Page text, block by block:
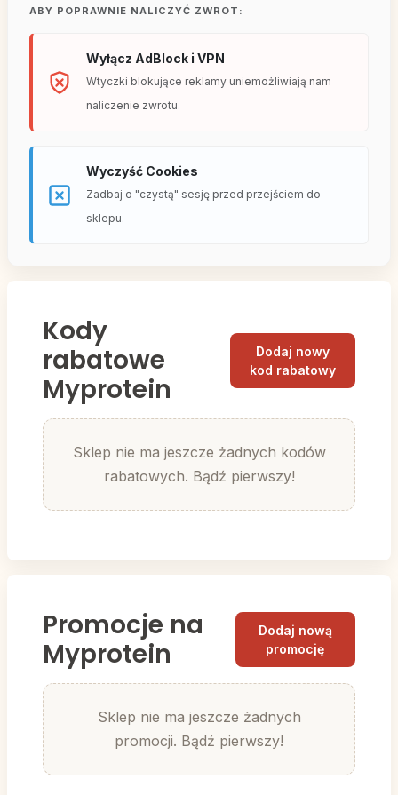
ABY POPRAWNIE NALICZYĆ ZWROT:
Wyłącz AdBlock i VPN
Wtyczki blokujące reklamy uniemożliwiają nam
naliczenie zwrotu.
Wyczyść Cookies
Zadbaj o "czystą" sesję przed przejściem do
sklepu.
Kody
rabatowe
Myprotein
Dodaj nowy
kod rabatowy
Sklep nie ma jeszcze żadnych kodów
rabatowych. Bądź pierwszy!
Promocje na
Myprotein
Dodaj nową
promocję
Sklep nie ma jeszcze żadnych
promocji. Bądź pierwszy!